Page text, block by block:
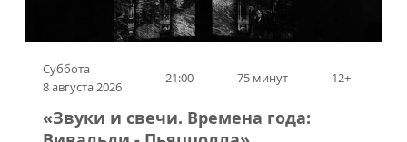
Суббота
8 августа 2026
21:00 75 минут 12+
«Звуки и свечи. Времена года: